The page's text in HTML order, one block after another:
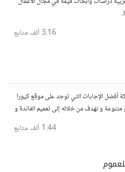
3.16 ألف متابع
أفضل الإجابات التي توجد على موقع كيورا
و نهدف من خلاله إلى تعميم الفائدة و
1.44 ألف متابع